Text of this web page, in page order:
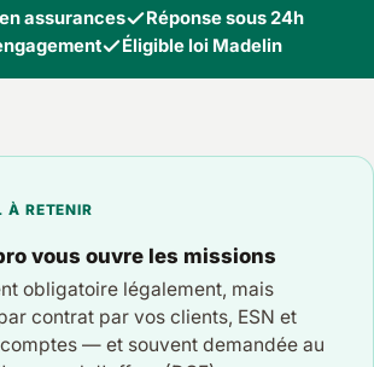
assurances
Réponse sous 24h
Éligible loi Madelin
À RETENIR
vous ouvre les missions
obligatoire légalement, mais
contrat par vos clients, ESN et
— et souvent demandée au